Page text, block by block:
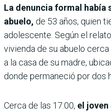
La denuncia formal había
abuelo, de 53 años, quien
adolescente. Según el
vivienda de su abuelo
a la casa de su madre,
donde permaneció por dos
Cerca de las 17:00, el